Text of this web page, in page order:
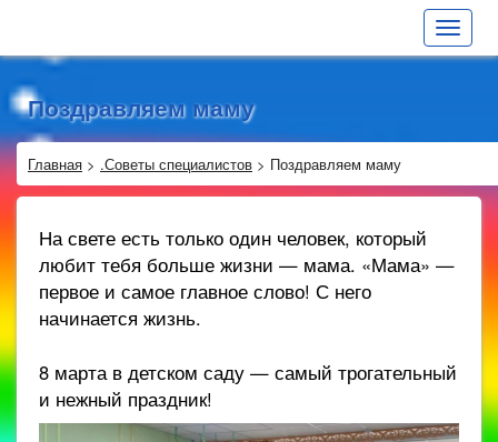
Toggle
Поздравляем маму
Главная > .Советы специалистов > Поздравляем маму
На свете есть только один человек, который
любит тебя больше жизни — мама. «Мама» —
первое и самое главное слово! С него
начинается жизнь.
8 марта в детском саду — самый трогательный
и нежный праздник!